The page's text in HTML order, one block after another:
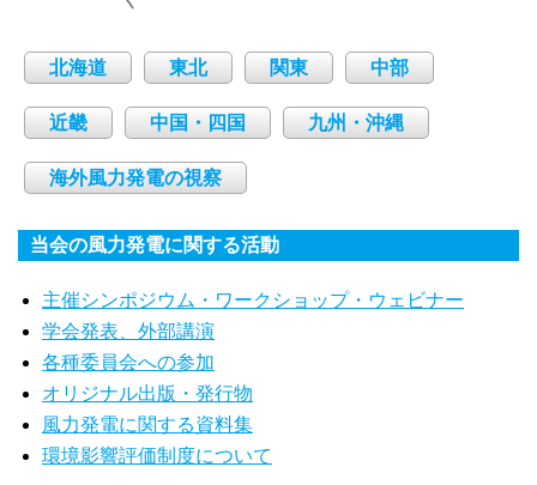
北海道 東北 関東 中部
近畿 中国・四国 九州・沖縄
海外風力発電の視察
当会の風力発電に関する活動
主催シンポジウム・ワークショップ・ウェビナー
学会発表、外部講演
各種委員会への参加
オリジナル出版・発行物
風力発電に関する資料集
環境影響評価制度について